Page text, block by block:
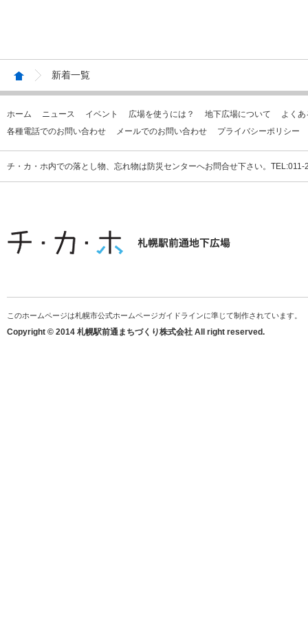
新着一覧
ホーム ニュース イベント 広場を使うには？ 地下広場について
よく
各種電話でのお問い合わせ
メールでのお問い合わせ プライバシーポリシー
チ・カ・ホ内での落とし物、忘れ物は防災センターへお問合せ下さい。
このホームページは札幌市公式ホームページガイドラインに準じて制作されています。
Copyright © 2014 札幌駅前通まちづくり株式会社 All right reserved.